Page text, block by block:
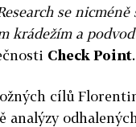
se
krádežím a
Check Point.
cílů
analýzy